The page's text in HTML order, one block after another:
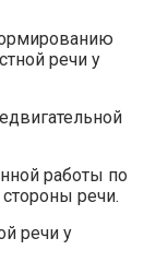
речи у
работы по
речи.
речи у